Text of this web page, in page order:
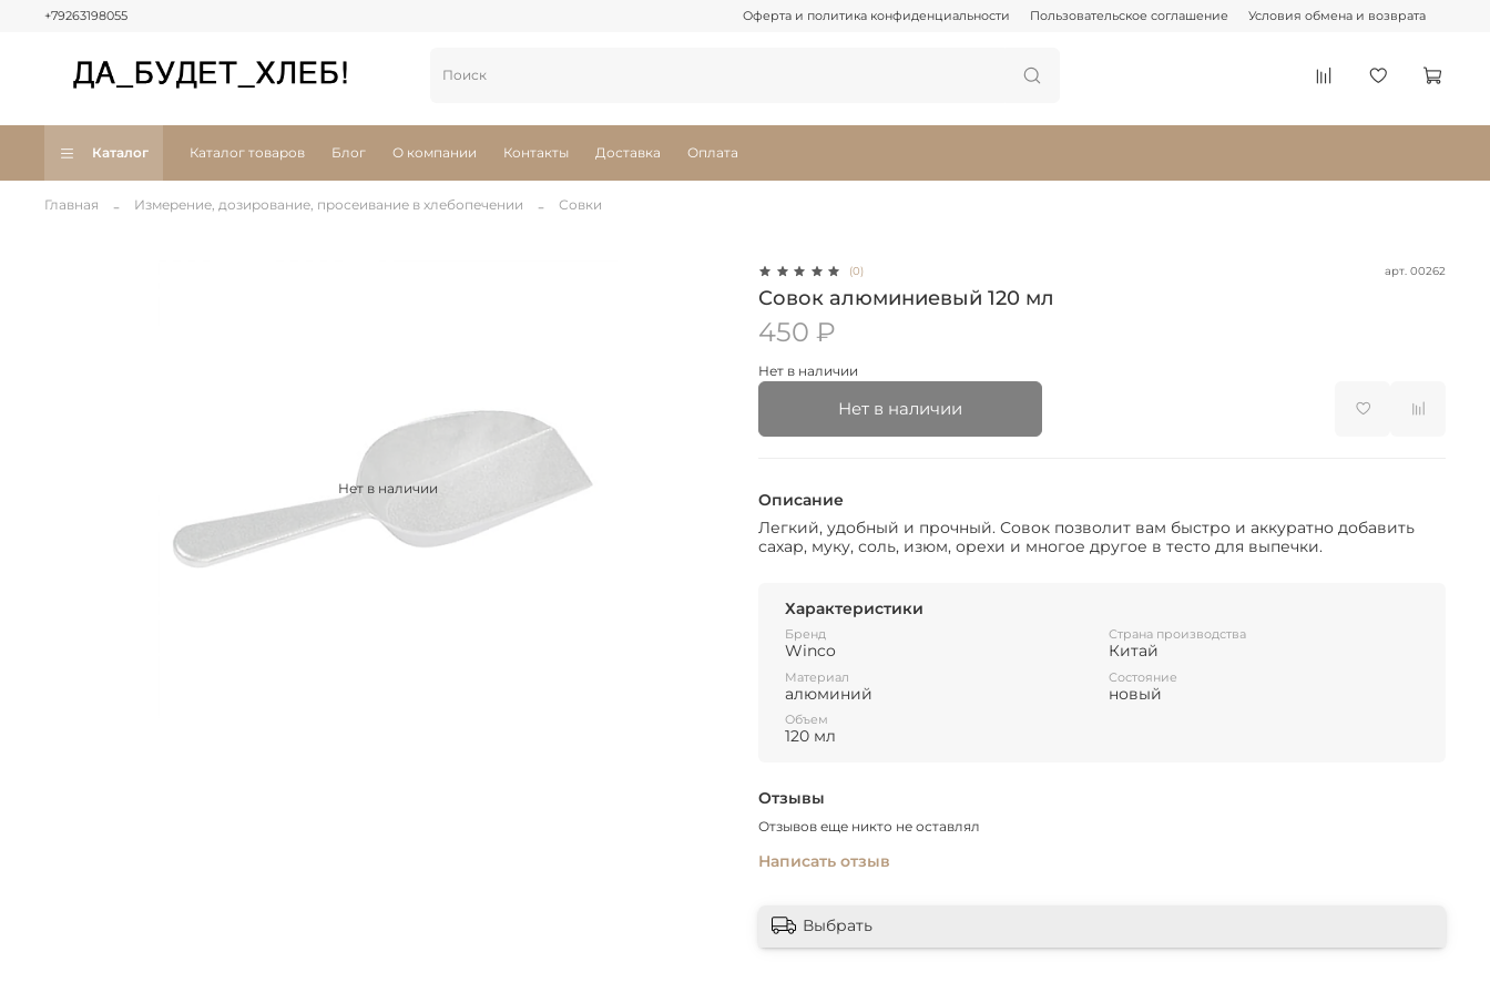
Оферта и политика конфиденциальности Пользовательское соглашение Условия обмена и возврата
+79263198055
Каталог Каталог товаров Блог О компании Контакты Доставка Оплата
Главная Измерение, дозирование, просеивание в хлебопечении Совки
Нет в наличии
(0) арт. 00262
Совок алюминиевый 120 мл
450 ₽
Нет в наличии
Нет в наличии
Описание
Легкий, удобный и прочный. Совок позволит вам быстро и аккуратно добавить
сахар, муку, соль, изюм, орехи и многое другое в тесто для выпечки.
Характеристики
Бренд
Winco
Страна производства
Китай
Материал
алюминий
Состояние
новый
Объем
120 мл
Отзывы
Отзывов еще никто не оставлял
Написать отзыв
Выбрать